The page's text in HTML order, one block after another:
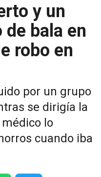
y un
bala en
robo en
por un grupo
se dirigía la
lo
cuando iba